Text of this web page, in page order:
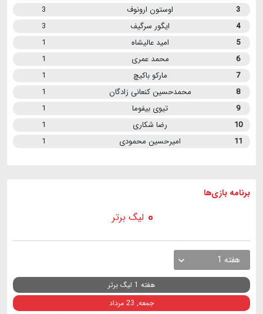
3
اوستون ارونوف
3
4
ایگور سرگیف
3
5
امید عالیشاه
1
6
محمد عمری
1
7
مارکو باکیچ
1
8
محمدحسین کنعانی زادگان
1
9
تیوی بیفوما
1
10
رضا شکاری
1
11
امیرحسین محمودی 1
برنامه بازی ها
لیگ برتر
هفته 1
هفته 1 لیگ برتر
جمعه, 23 مرداد